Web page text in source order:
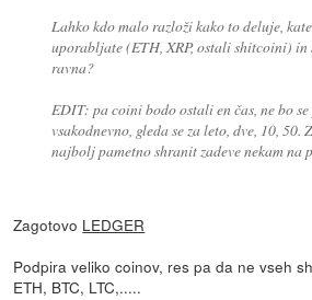
Lahko kdo malo razloži kako to deluje,
uporabljate (ETH, XRP, ostali shitcoini) in
ravna?
EDIT: pa coini bodo ostali en čas, ne bo
vsakodnevno, gleda se za leto, dve, 10,
najbolj pametno shranit zadeve nekam na
Zagotovo LEDGER
Podpira veliko coinov, res pa da ne vseh
ETH, BTC, LTC,.....